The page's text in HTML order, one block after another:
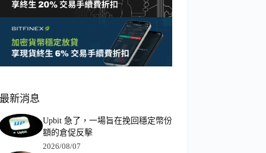
最新消息
Upbit 急了，一場旨在挽回穩定幣份
額的倉促反擊
2026/08/07